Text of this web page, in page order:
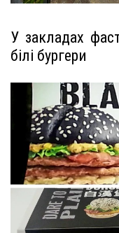
У закладах
білі бургери